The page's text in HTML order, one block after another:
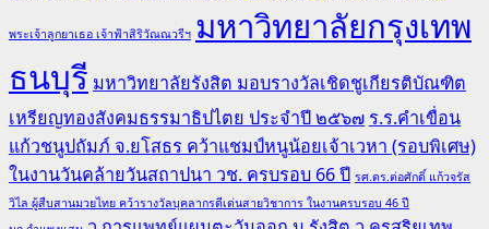
พระเจ้าลูกยาเธอ เจ้าฟ้าสิริวัณณวรีฯ มหาวิทยาลัยกรุงเทพ
ธนบุรี มหาวิทยาลัยรังสิต มอบรางวัลเชิดชูเกียรติบัณฑิต
เหรียญทองสังคมธรรมาธิปไตย ประจำปี ๒๕๖๗ ร.ร.คำเขื่อน
แก้วชนูปถัมภ์ จ.ยโสธร คว้าแชมป์หนูน้อยเจ้าเวหา (รอบพิเศษ)
ในงานวันคล้ายวันสถาปนา วช. ครบรอบ 66 ปี รศ.ดร.ต่อศักดิ์ แก้วจรัส
วิไล ผู้สืบสานมวยไทย คว้ารางวัลบุคลากรดีเด่นสายวิชาการ ในงานครบรอบ 46 ปี